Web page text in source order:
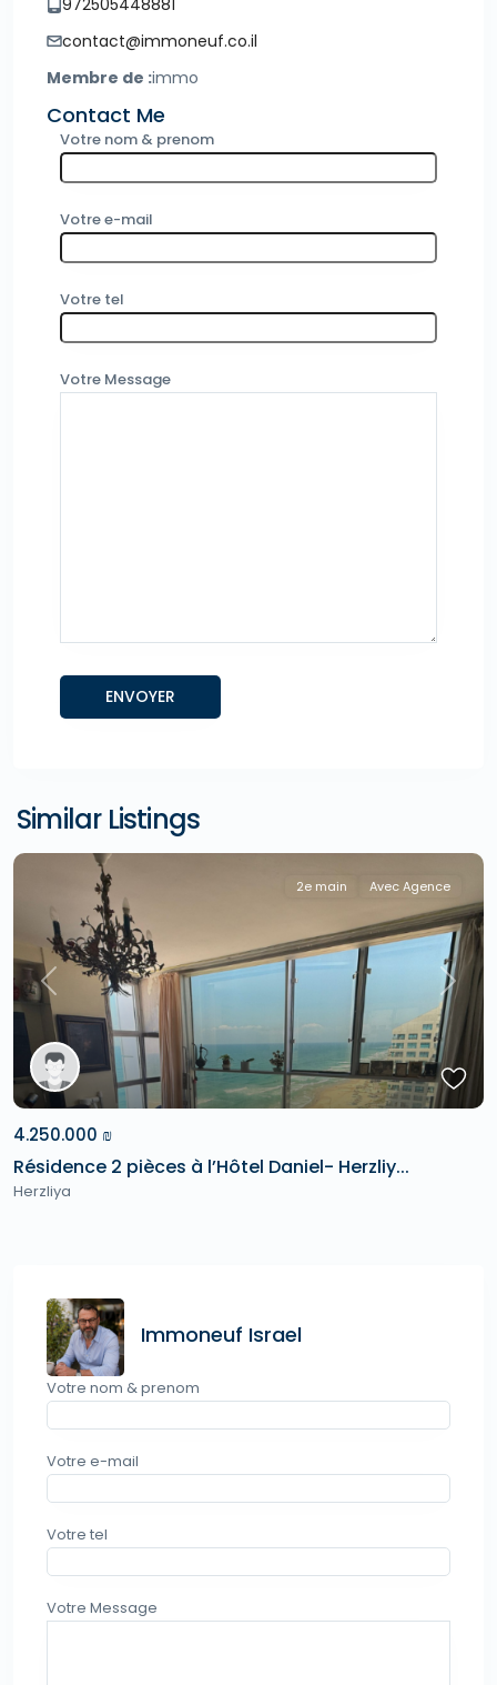
contact@immoneuf.co.il
Membre de :immo
Contact Me
Votre nom & prenom
Votre e-mail
Votre tel
Votre Message
Similar Listings
Previous Next
2e main Avec Agence
4.250.000 ₪
Résidence 2 pièces à l’Hôtel Daniel- Herzliy...
Herzliya
Immoneuf Israel
Votre nom & prenom
Votre e-mail
Votre tel
Votre Message